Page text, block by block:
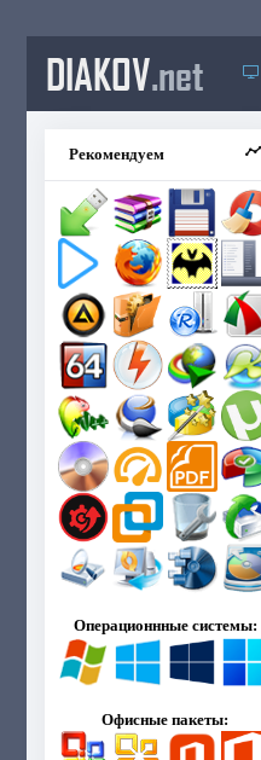
DIAKOV.net
Рекомендуем
Операционнные системы:
Офисные пакеты: